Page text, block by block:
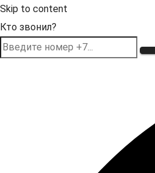
Skip to content
Кто звонил?